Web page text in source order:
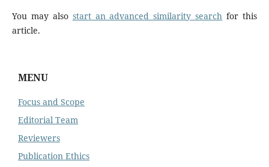
You may also start an advanced similarity search for this
article.
MENU
Focus and Scope
Editorial Team
Reviewers
Publication Ethics